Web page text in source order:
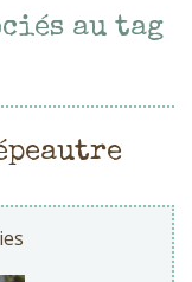
au tag